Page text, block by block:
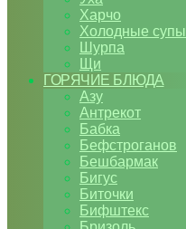
Харчо
Холодные супы
Шурпа
Щи
ГОРЯЧИЕ БЛЮДА
Азу
Антрекот
Бабка
Бефстроганов
Бешбармак
Бигус
Биточки
Бифштекс